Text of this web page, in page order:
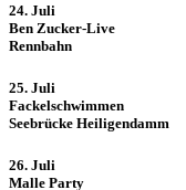
24. Juli
Ben Zucker-Live
Rennbahn
25. Juli
Fackelschwimmen
Seebrücke Heiligendamm
26. Juli
Malle Party